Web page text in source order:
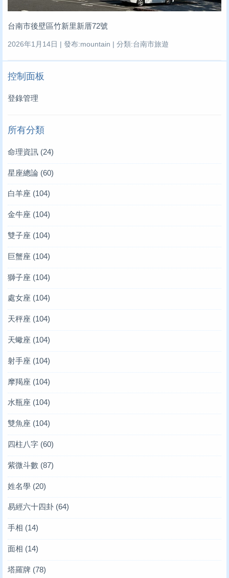
台南市後壁區竹新里新厝72號
2026年1月14日 | 發布:mountain | 分類:台南市旅遊
控制面板
登錄管理
所有分類
命理資訊 (24)
星座總論 (60)
白羊座 (104)
金牛座 (104)
雙子座 (104)
巨蟹座 (104)
獅子座 (104)
處女座 (104)
天秤座 (104)
天蠍座 (104)
射手座 (104)
摩羯座 (104)
水瓶座 (104)
雙魚座 (104)
四柱八字 (60)
紫微斗數 (87)
姓名學 (20)
易經六十四卦 (64)
手相 (14)
面相 (14)
塔羅牌 (78)